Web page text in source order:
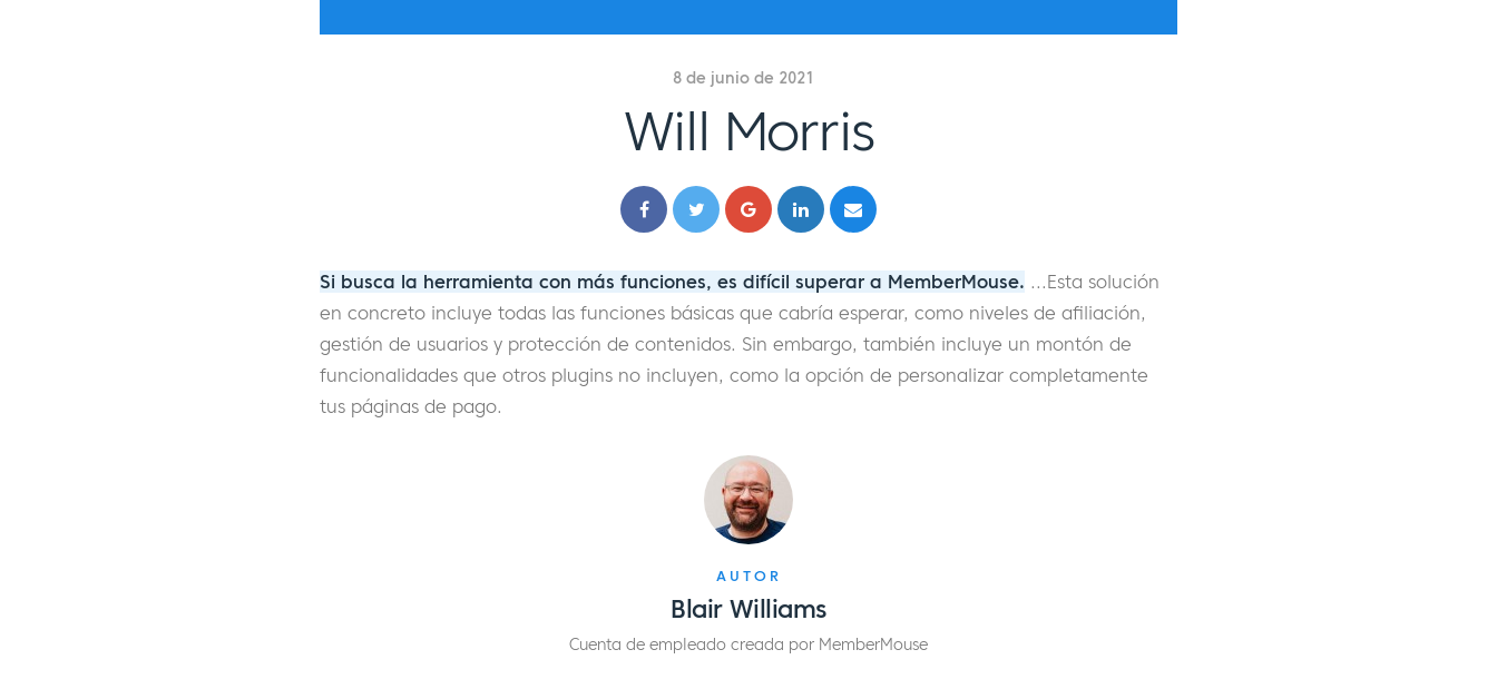
8 de junio de 2021
Will Morris
Si busca la herramienta con más funciones, es difícil superar a MemberMouse. ...Esta solución
en concreto incluye todas las funciones básicas que cabría esperar, como niveles de afiliación,
gestión de usuarios y protección de contenidos. Sin embargo, también incluye un montón de
funcionalidades que otros plugins no incluyen, como la opción de personalizar completamente
tus páginas de pago.
AUTOR
Blair Williams
Cuenta de empleado creada por MemberMouse